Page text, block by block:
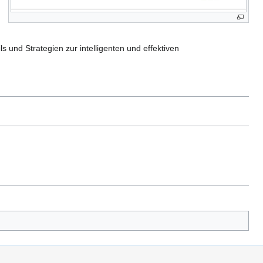
und Strategien zur intelligenten und effektiven